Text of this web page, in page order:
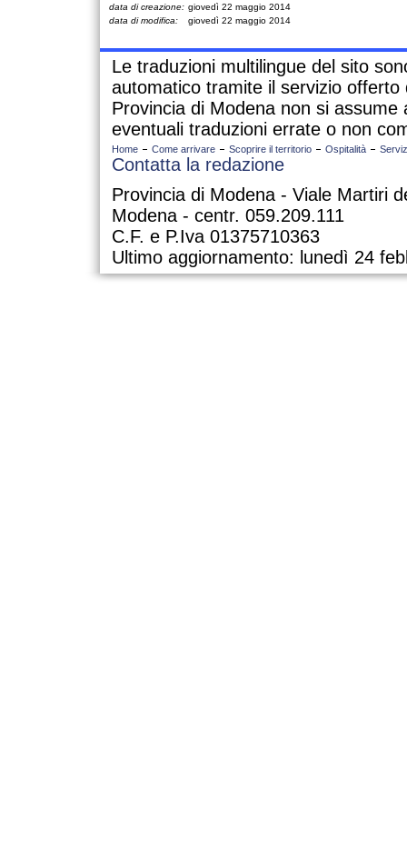
data di creazione: giovedì 22 maggio 2014
data di modifica:
giovedì 22 maggio 2014
Le traduzioni multilingue del sito
automatico tramite il servizio
Provincia di Modena non si assume
eventuali traduzioni errate o non
Home Come arrivare Scoprire il territorio Ospitalità
Contatta la redazione
Provincia di Modena - Viale Martiri
Modena - centr. 059.209.111
C.F. e P.Iva 01375710363
Ultimo aggiornamento: lunedì 24